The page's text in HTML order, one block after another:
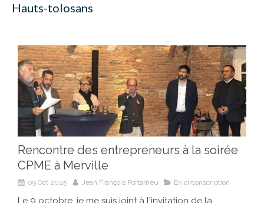
Hauts-tolosans
Rencontre des entrepreneurs à la soirée
CPME à Merville
09 Oct 2025 Jean François Portarrieu En circonscription
Le 9 octobre, je me suis joint à l'invitation de la